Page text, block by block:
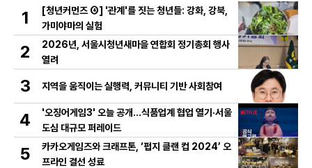
1
[청년커먼즈 ④] '관계'를 짓는 청년들: 강화, 강북,
가미야마의 실험
2
2026년, 서울시청년새마을 연합회 정기총회 행사
열려
3 지역을 움직이는 실행력, 커뮤니티 기반 사회참여
4
'오징어게임3' 오늘 공개…식품업계 협업 열기·서울
도심 대규모 퍼레이드
5
카카오게임즈와 크래프톤, ‘펍지 클랜 컵 2024’ 오
프라인 결선 성료